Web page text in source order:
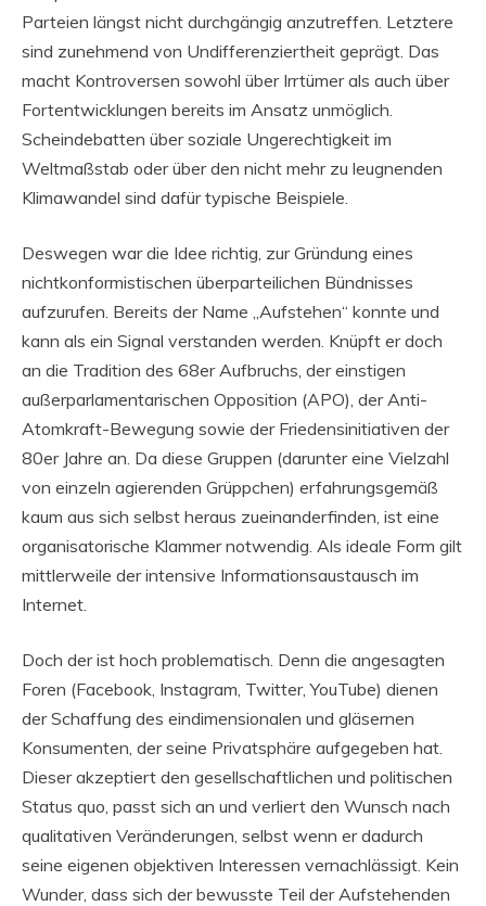
Parteien längst nicht durchgängig anzutreffen. Letztere
sind zunehmend von Undifferenziertheit geprägt. Das
macht Kontroversen sowohl über Irrtümer als auch über
Fortentwicklungen bereits im Ansatz unmöglich.
Scheindebatten über soziale Ungerechtigkeit im
Weltmaßstab oder über den nicht mehr zu leugnenden
Klimawandel sind dafür typische Beispiele.
Deswegen war die Idee richtig, zur Gründung eines
nichtkonformistischen überparteilichen Bündnisses
aufzurufen. Bereits der Name „Aufstehen“ konnte und
kann als ein Signal verstanden werden. Knüpft er doch
an die Tradition des 68er Aufbruchs, der einstigen
außerparlamentarischen Opposition (APO), der Anti-
Atomkraft-Bewegung sowie der Friedensinitiativen der
80er Jahre an. Da diese Gruppen (darunter eine Vielzahl
von einzeln agierenden Grüppchen) erfahrungsgemäß
kaum aus sich selbst heraus zueinanderfinden, ist eine
organisatorische Klammer notwendig. Als ideale Form gilt
mittlerweile der intensive Informationsaustausch im
Internet.
Doch der ist hoch problematisch. Denn die angesagten
Foren (Facebook, Instagram, Twitter, YouTube) dienen
der Schaffung des eindimensionalen und gläsernen
Konsumenten, der seine Privatsphäre aufgegeben hat.
Dieser akzeptiert den gesellschaftlichen und politischen
Status quo, passt sich an und verliert den Wunsch nach
qualitativen Veränderungen, selbst wenn er dadurch
seine eigenen objektiven Interessen vernachlässigt. Kein
Wunder, dass sich der bewusste Teil der Aufstehenden